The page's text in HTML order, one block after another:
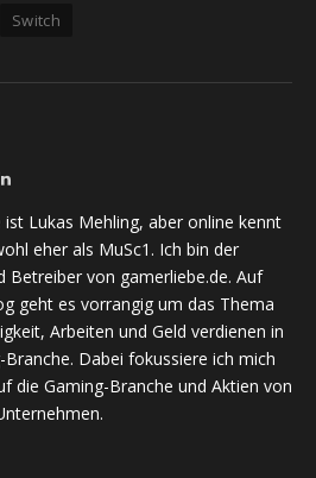
Switch
LinkedIn
Lukas Mehling, aber online kennt
eher als MuSc1. Ich bin der
Betreiber von gamerliebe.de. Auf
geht es vorrangig um das Thema
Arbeiten und Geld verdienen in
Branche. Dabei fokussiere ich mich
die Gaming-Branche und Aktien von